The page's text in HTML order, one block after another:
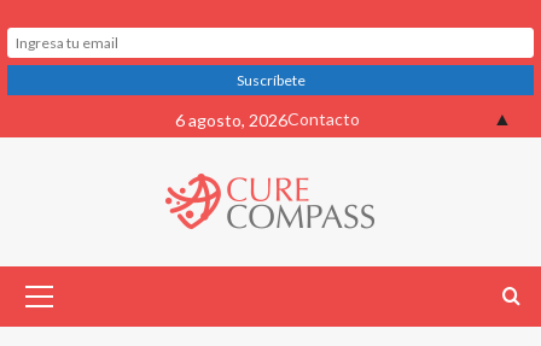
al
6 agosto, 2026Contacto
primario
▲